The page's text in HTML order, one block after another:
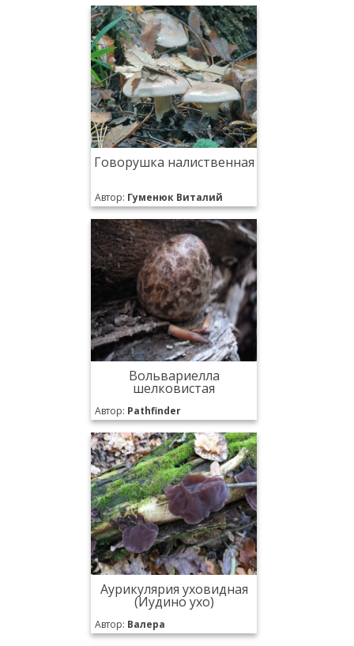
Говорушка налиственная
Автор: Гуменюк Виталий
Вольвариелла
шелковистая
Автор: Pathfinder
Аурикулярия уховидная
(Иудино ухо)
Автор: Валера